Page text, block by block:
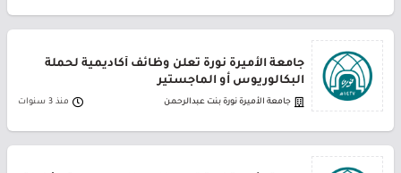
جامعة الأميرة نورة تعلن وظائف أكاديمية لحملة
البكالوريوس أو الماجستير
جامعة الأميرة نورة بنت عبدالرحمن منذ 3 سنوات